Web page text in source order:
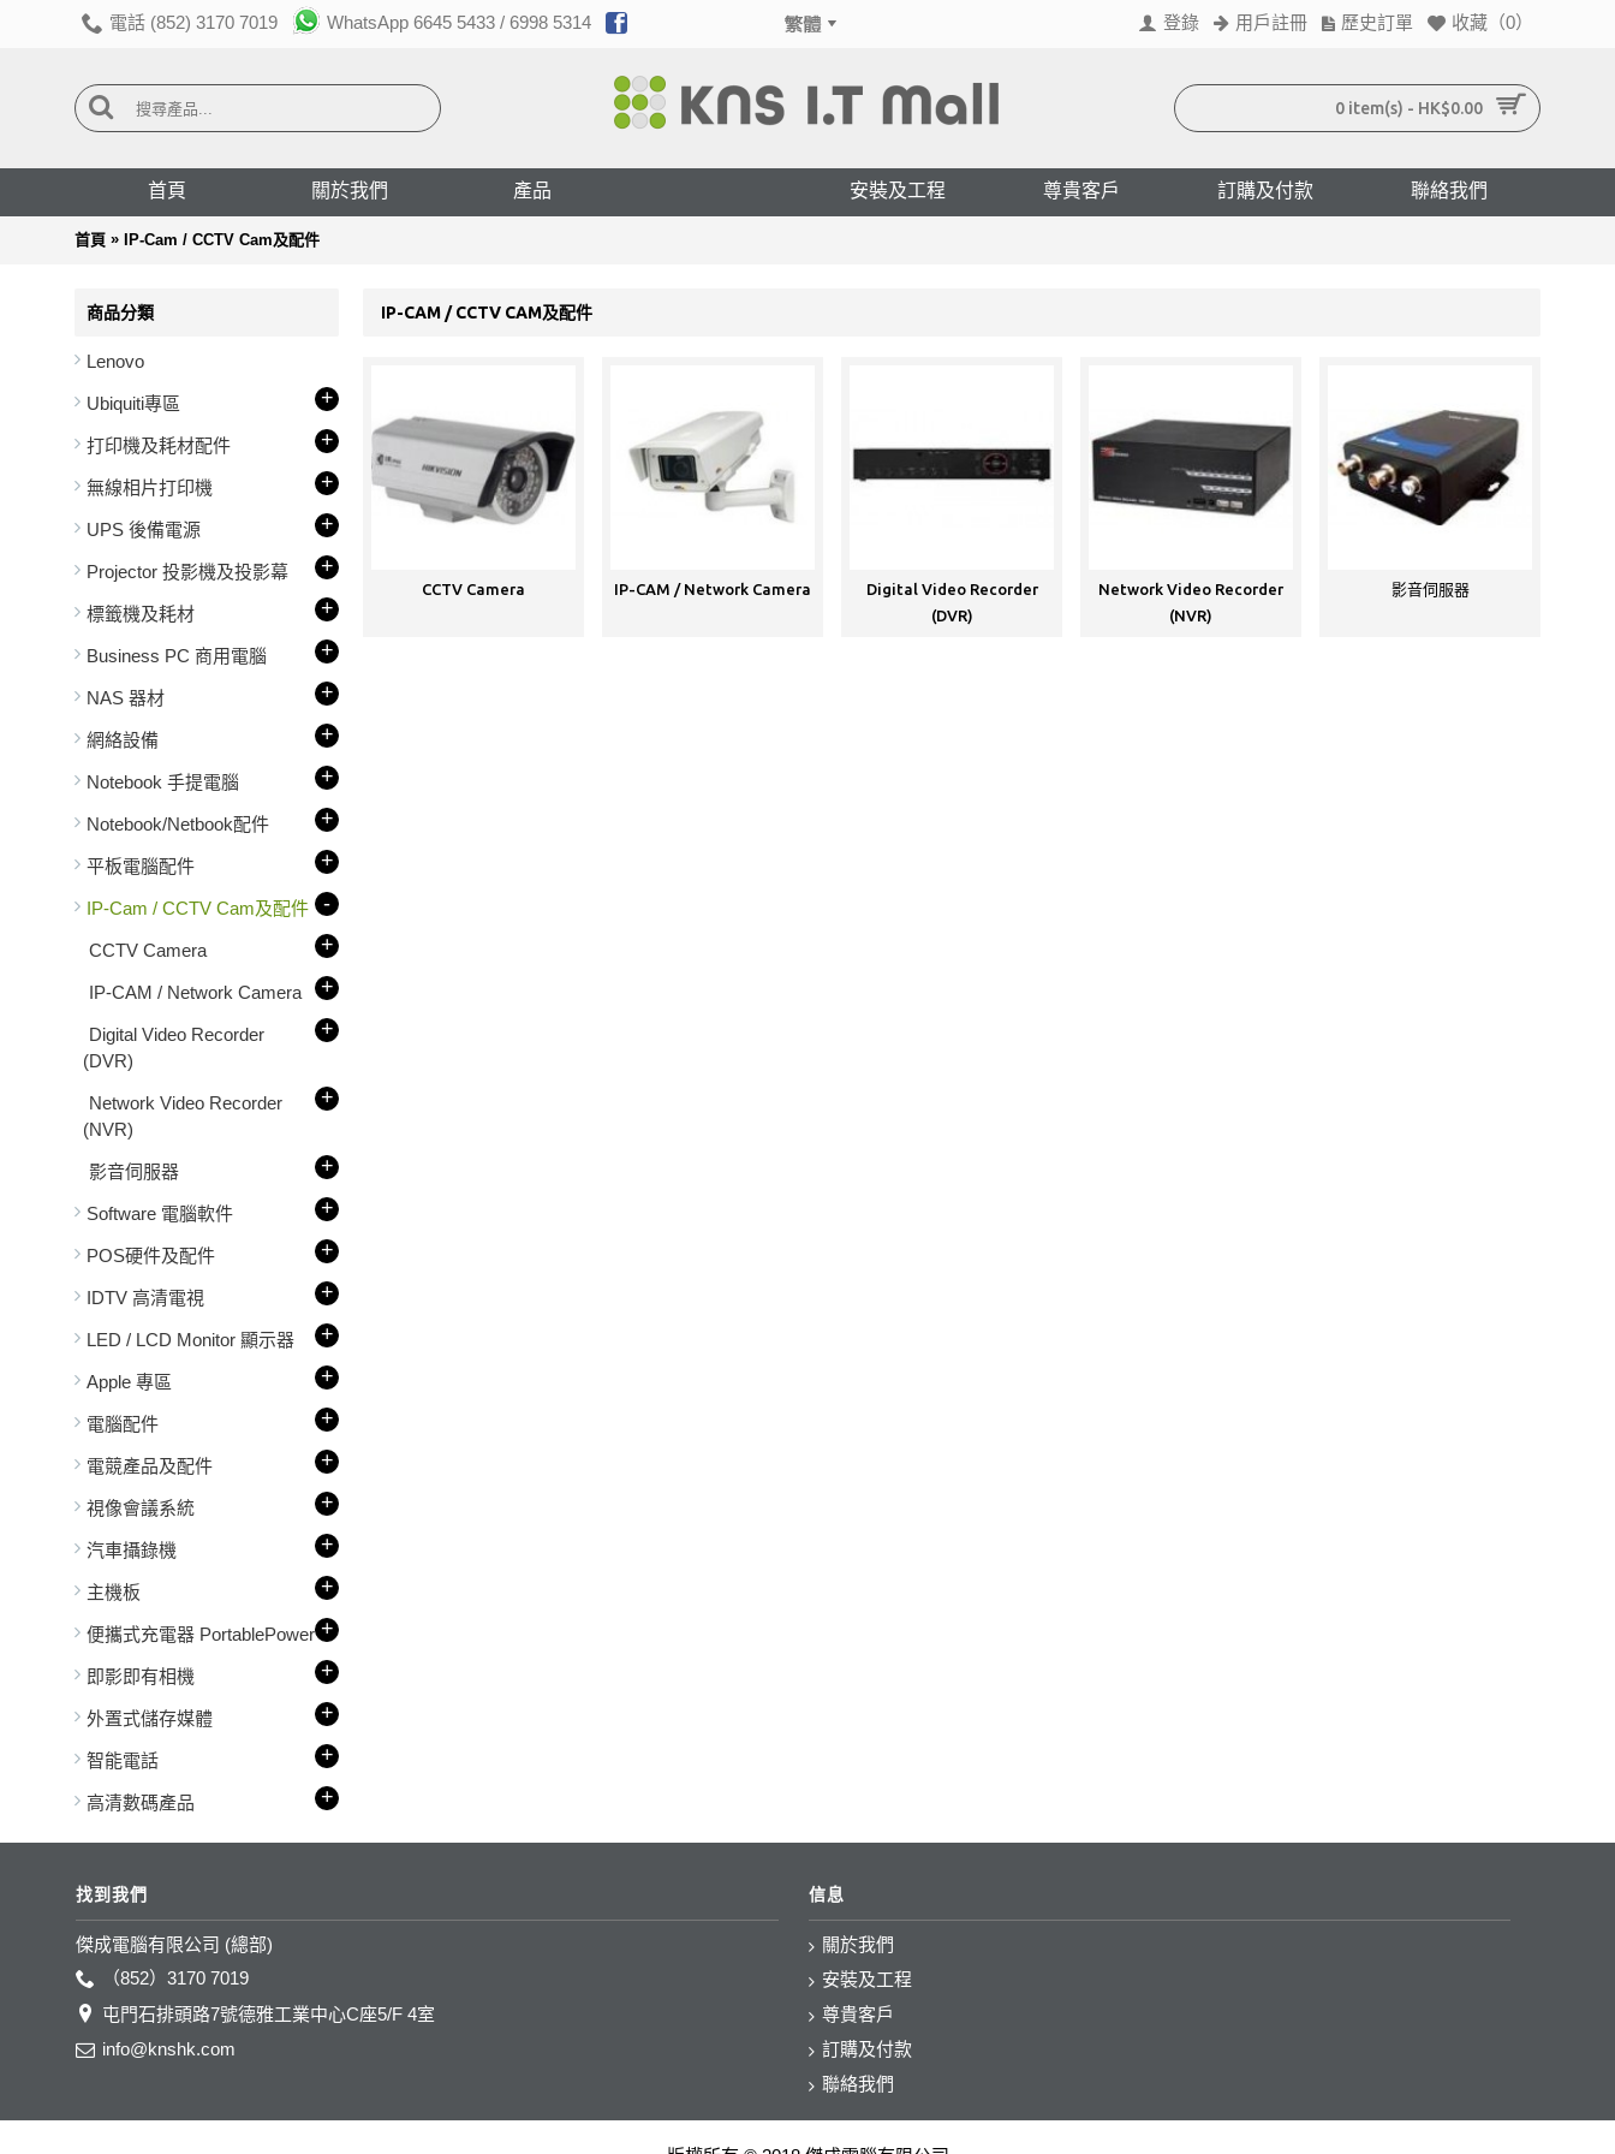
電話 (852) 3170 7019 WhatsApp 6645 5433 / 6998 5314 登錄 用戶註冊 歷史訂單 收藏（0）
0 item(s) - HK$0.00
首頁 關於我們 產品 安裝及工程 尊貴客戶 訂購及付款 聯絡我們
首頁 » IP-Cam / CCTV Cam及配件
商品分類
Lenovo
Ubiquiti專區 +
打印機及耗材配件 +
無線相片打印機 +
UPS 後備電源 +
Projector 投影機及投影幕 +
標籤機及耗材 +
Business PC 商用電腦 +
NAS 器材 +
網絡設備 +
Notebook 手提電腦 +
Notebook/Netbook配件 +
平板電腦配件 +
IP-Cam / CCTV Cam及配件 -
CCTV Camera +
IP-CAM / Network Camera +
Digital Video Recorder
(DVR)
+
Network Video Recorder
(NVR)
+
影音伺服器 +
Software 電腦軟件 +
POS硬件及配件 +
IDTV 高清電視 +
LED / LCD Monitor 顯示器 +
Apple 專區 +
電腦配件 +
電競產品及配件 +
視像會議系統 +
汽車攝錄機 +
主機板 +
便攜式充電器 PortablePower +
即影即有相機 +
外置式儲存媒體 +
智能電話 +
高清數碼產品 +
IP-CAM / CCTV CAM及配件
CCTV Camera IP-CAM / Network Camera
Digital Video Recorder
(DVR)
Network Video Recorder
(NVR)
影音伺服器
找到我們
傑成電腦有限公司 (總部)
（852）3170 7019
屯門石排頭路7號德雅工業中心C座5/F 4室
info@knshk.com
信息
關於我們
安裝及工程
尊貴客戶
訂購及付款
聯絡我們